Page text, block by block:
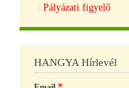
Pályázati figyelő
HANGYA Hírlevél